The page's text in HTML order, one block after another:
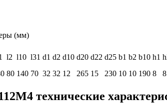
(мм)
l2 l10 l31 d1 d2 d10 d20 d22 d25 b1 b2 b10 h1
80 140 70 32 32 12 265 15 230 10 10 190 8 8
технические